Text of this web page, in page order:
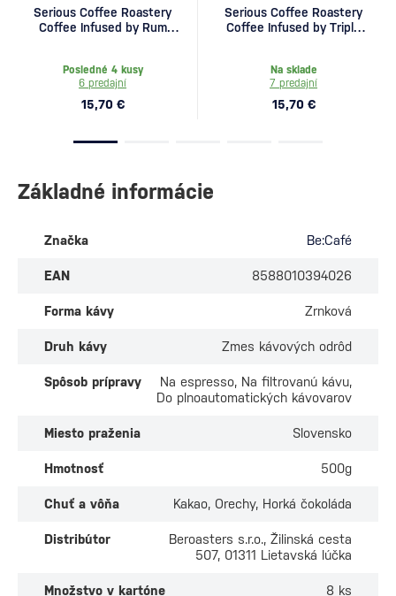
Serious Coffee Roastery
Coffee Infused by Rum
Posledné 4 kusy
6 predajní
15,70 €
Serious Coffee Roastery
Coffee Infused by Triple
Na sklade
7 predajní
15,70 €
Základné informácie
Značka Be:Café
EAN 8588010394026
Forma kávy Zrnková
Druh kávy Zmes kávových odrôd
Spôsob prípravy
Na espresso, Na filtrovanú kávu,
Do plnoautomatických kávovarov
Miesto praženia Slovensko
Hmotnosť 500g
Chuť a vôňa Kakao, Orechy, Horká čokoláda
Distribútor
Beroasters s.r.o., Žilinská cesta
507, 01311 Lietavská lúčka
Množstvo v kartóne 8 ks